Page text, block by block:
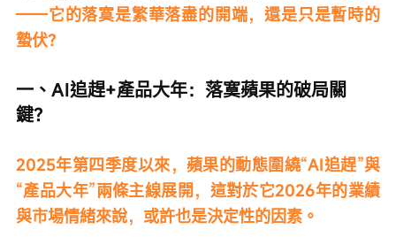
——它的落寞是繁華落盡的開端，還是只是暫時的
蟄伏？
一、AI追趕+產品大年：落寞蘋果的破局關
鍵？
2025年第四季度以來，蘋果的動態圍繞“AI追趕”與
“產品大年”兩條主線展開，這對於它2026年的業績
與市場情緒來說，或許也是決定性的因素。